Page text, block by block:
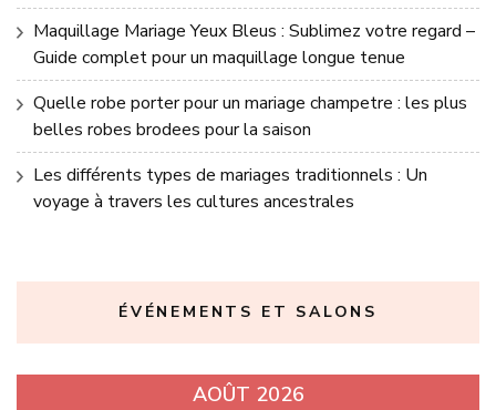
Maquillage Mariage Yeux Bleus : Sublimez votre regard –
Guide complet pour un maquillage longue tenue
Quelle robe porter pour un mariage champetre : les plus
belles robes brodees pour la saison
Les différents types de mariages traditionnels : Un
voyage à travers les cultures ancestrales
ÉVÉNEMENTS ET SALONS
AOÛT 2026